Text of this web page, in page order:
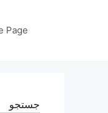
Page
جستجو